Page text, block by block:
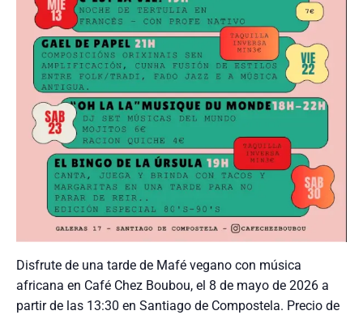
Disfrute de una tarde de Mafé vegano con música
africana en Café Chez Boubou, el 8 de mayo de 2026 a
partir de las 13:30 en Santiago de Compostela. Precio de